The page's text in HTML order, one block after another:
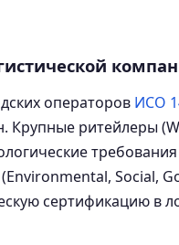
операторов ИСО
Крупные ритейлеры
Social,
сертификацию в